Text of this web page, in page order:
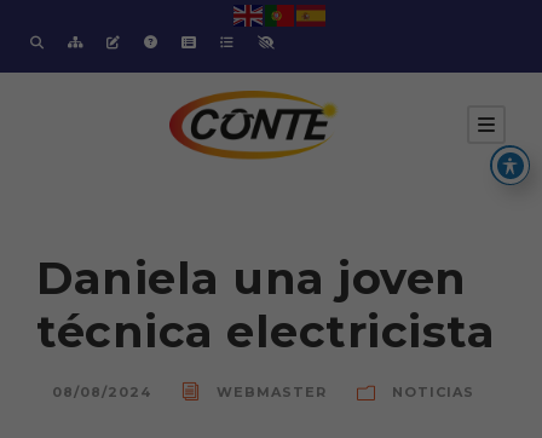
Daniela una joven
técnica electricista
08/08/2024 WEBMASTER NOTICIAS